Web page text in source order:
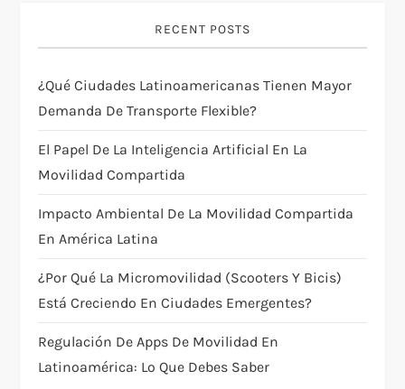
a
t
i
o
n
RECENT POSTS
¿Qué Ciudades Latinoamericanas Tienen Mayor
Demanda De Transporte Flexible?
El Papel De La Inteligencia Artificial En La
Movilidad Compartida
Impacto Ambiental De La Movilidad Compartida
En América Latina
¿Por Qué La Micromovilidad (scooters Y Bicis)
Está Creciendo En Ciudades Emergentes?
Regulación De Apps De Movilidad En
Latinoamérica: Lo Que Debes Saber